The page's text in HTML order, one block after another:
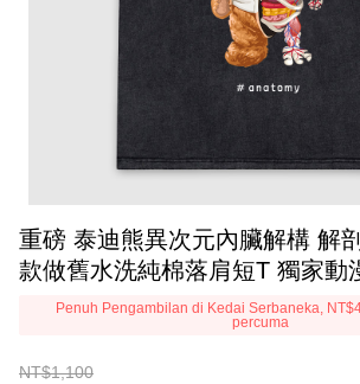
重磅 泰迪熊異次元內臟解構 解
款做舊水洗純棉落肩短T 獨家動
Penuh Pengambilan di Kedai Serbaneka,
percuma
NT$1,100